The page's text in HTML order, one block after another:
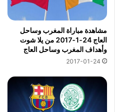
مشاهدة مباراة المغرب وساحل
العاج 24-1-2017 من يلا شوت
وأهداف المغرب وساحل العاج
2017-01-24